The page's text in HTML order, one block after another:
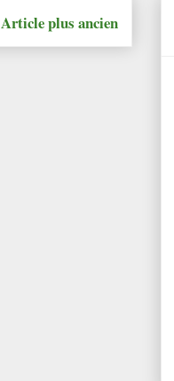
Article plus ancien